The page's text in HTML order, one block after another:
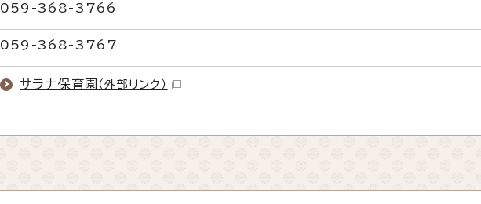
059-368-3766
059-368-3767
サラナ保育園 （外部リンク）